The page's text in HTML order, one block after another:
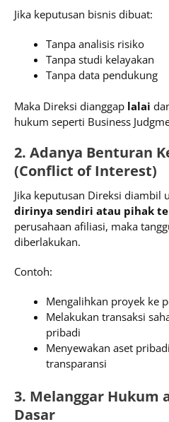
Jika keputusan bisnis dibuat:
Tanpa analisis risiko
Tanpa studi kelayakan
Tanpa data pendukung
Maka Direksi dianggap lalai
hukum seperti Business
2. Adanya Benturan
(Conflict of Interest)
Jika keputusan Direksi diambil
dirinya sendiri atau pihak
perusahaan afiliasi, maka
diberlakukan.
Contoh:
Mengalihkan proyek ke
Melakukan transaksi
pribadi
Menyewakan aset
transparansi
3. Melanggar Hukum
Dasar